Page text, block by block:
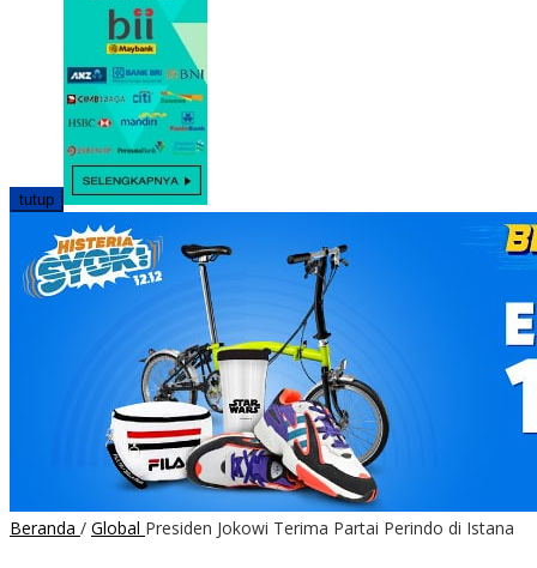
tutup
Beranda / Global Presiden Jokowi Terima Partai Perindo di Istana